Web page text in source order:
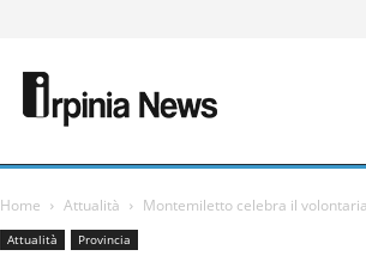
Home Attualità Montemiletto celebra il
Attualità Provincia